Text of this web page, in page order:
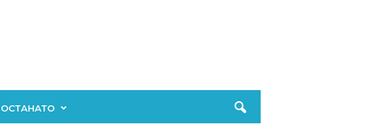
ОСТАНАТО